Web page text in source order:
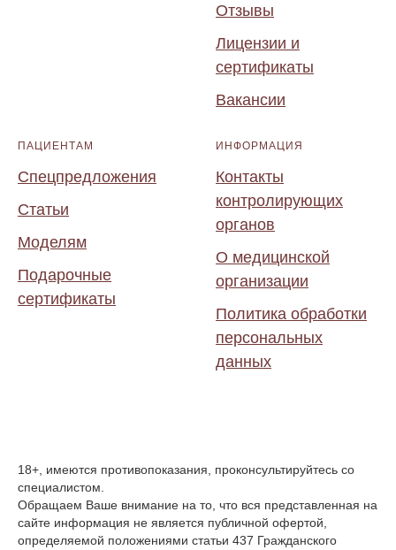
Отзывы
Лицензии и
сертификаты
Вакансии
ПАЦИЕНТАМ
Спецпредложения
Статьи
Моделям
Подарочные
сертификаты
ИНФОРМАЦИЯ
Контакты
контролирующих
органов
О медицинской
организации
Политика обработки
персональных
данных
18+, имеются противопоказания, проконсультируйтесь со
специалистом.
Обращаем Ваше внимание на то, что вся представленная на
сайте информация не является публичной офертой,
определяемой положениями статьи 437 Гражданского